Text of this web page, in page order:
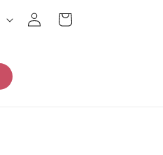
Войти Корзина